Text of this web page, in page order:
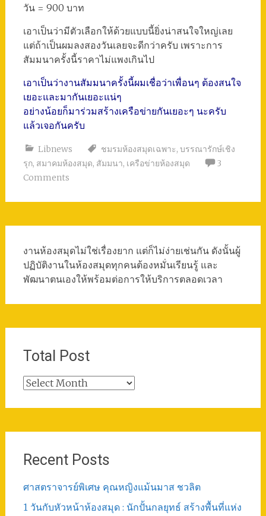
วัน = 900 บาท
เอาเป็นว่ามีตัวเลือกให้ด้วยแบบนี้ยิ่งน่าสนใจใหญ่เลย
แต่ถ้าเป็นผมลงสองวันเลยจะดีกว่าครับ เพราะการ
สัมมนาครั้งนี้ราคาไม่แพงเกินไป
เอาเป็นว่างานสัมมนาครั้งนี้ผมเชื่อว่าเพื่อนๆ ต้องสนใจ
เยอะและมากันเยอะแน่ๆ
อย่างน้อยก็มาร่วมสร้างเครือข่ายกันเยอะๆ นะครับ
แล้วเจอกันครับ
Libnews ชมรมห้องสมุดเฉพาะ, บรรณารักษ์เชิง
รุก, สมาคมห้องสมุด, สัมมนา, เครือข่ายห้องสมุด
3
Comments
งานห้องสมุดไม่ใช่เรื่องยาก แต่ก็ไม่ง่ายเช่นกัน ดังนั้นผู้
ปฏิบัติงานในห้องสมุดทุกคนต้องหมั่นเรียนรู้ และ
พัฒนาตนเองให้พร้อมต่อการให้บริการตลอดเวลา
Total Post
Total
Recent Posts
ศาสตราจารย์พิเศษ คุณหญิงแม้นมาส ชวลิต
1 วันกับหัวหน้าห้องสมุด : นักปั้นกลยุทธ์ สร้างพื้นที่แห่ง